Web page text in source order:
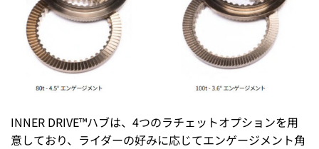
INNER DRIVE™ハブは、4つのラチェットオプションを用
意しており、ライダーの好みに応じてエンゲージメント角